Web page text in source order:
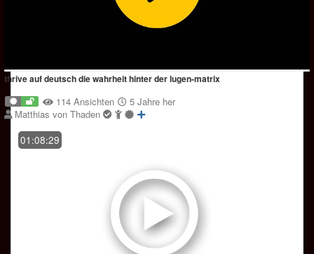
thrive auf deutsch die wahrheit hinter der lugen-matrix
114 Ansichten
5 Jahre her
Matthias von Thaden
01:08:29